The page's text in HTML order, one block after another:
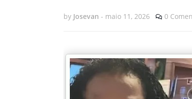
by Josevan - maio 11, 2026 0